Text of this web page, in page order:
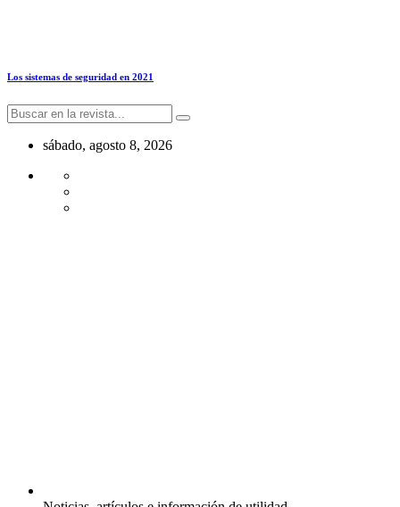
Los sistemas de seguridad en 2021
sábado, agosto 8, 2026